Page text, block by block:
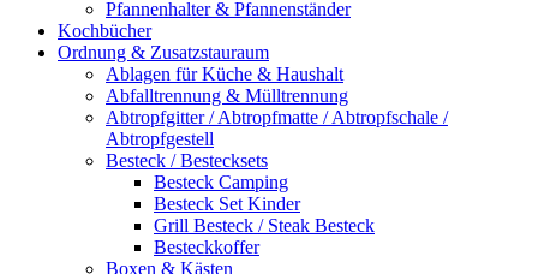
Pfannenhalter & Pfannenständer
Kochbücher
Ordnung & Zusatzstauraum
Ablagen für Küche & Haushalt
Abfalltrennung & Mülltrennung
Abtropfgitter / Abtropfmatte / Abtropfschale /
Abtropfgestell
Besteck / Bestecksets
Besteck Camping
Besteck Set Kinder
Grill Besteck / Steak Besteck
Besteckkoffer
Boxen & Kästen